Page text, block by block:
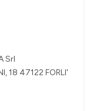
Srl
18 47122 FORLI'